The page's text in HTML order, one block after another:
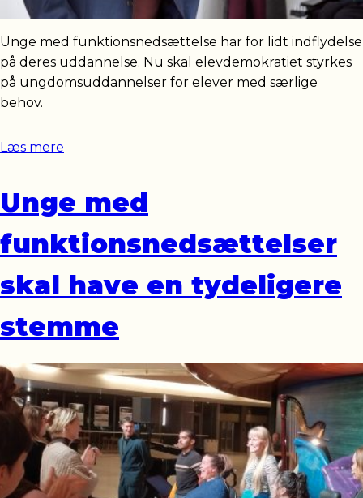
Unge med funktionsnedsættelse har for lidt indflydelse
på deres uddannelse. Nu skal elevdemokratiet styrkes
på ungdomsuddannelser for elever med særlige
behov.
Læs mere
Unge med
funktionsnedsættelser
skal have en tydeligere
stemme